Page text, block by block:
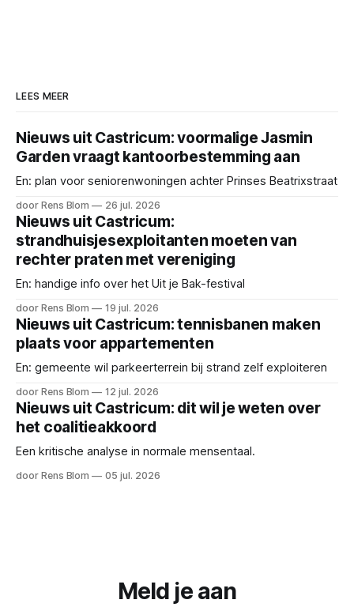
LEES MEER
Nieuws uit Castricum: voormalige Jasmin
Garden vraagt kantoorbestemming aan
En: plan voor seniorenwoningen achter Prinses Beatrixstraat
door Rens Blom 26 jul. 2026
Nieuws uit Castricum:
strandhuisjesexploitanten moeten van
rechter praten met vereniging
En: handige info over het Uit je Bak-festival
door Rens Blom 19 jul. 2026
Nieuws uit Castricum: tennisbanen maken
plaats voor appartementen
En: gemeente wil parkeerterrein bij strand zelf exploiteren
door Rens Blom 12 jul. 2026
Nieuws uit Castricum: dit wil je weten over
het coalitieakkoord
Een kritische analyse in normale mensentaal.
door Rens Blom 05 jul. 2026
Meld je aan